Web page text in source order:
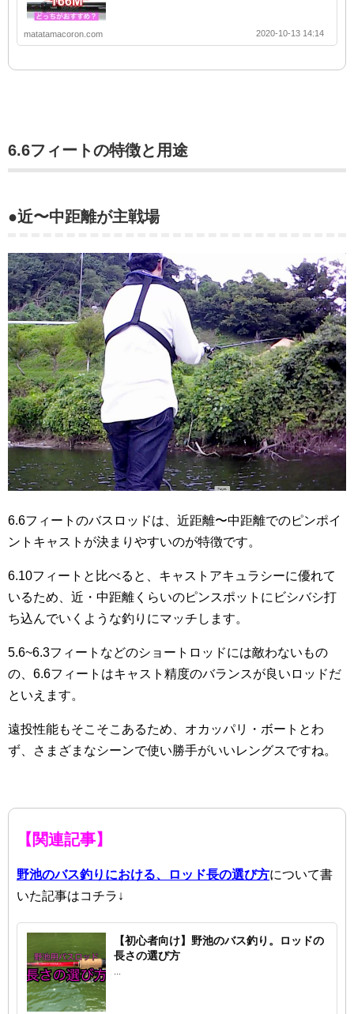
matatamacoron.com 2020-10-13 14:14
6.6フィートの特徴と用途
●近〜中距離が主戦場
6.6フィートのバスロッドは、近距離〜中距離でのピンポイ
ントキャストが決まりやすいのが特徴です。
6.10フィートと比べると、キャストアキュラシーに優れて
いるため、近・中距離くらいのピンスポットにビシバシ打
ち込んでいくような釣りにマッチします。
5.6~6.3フィートなどのショートロッドには敵わないもの
の、6.6フィートはキャスト精度のバランスが良いロッドだ
といえます。
遠投性能もそこそこあるため、オカッパリ・ボートとわ
ず、さまざまなシーンで使い勝手がいいレングスですね。
【関連記事】
野池のバス釣りにおける、ロッド長の選び方について書
いた記事はコチラ↓
【初心者向け】野池のバス釣り。ロッドの
長さの選び方
...